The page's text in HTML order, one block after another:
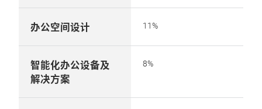
办公空间设计 11%
智能化办公设备及
解决方案
8%